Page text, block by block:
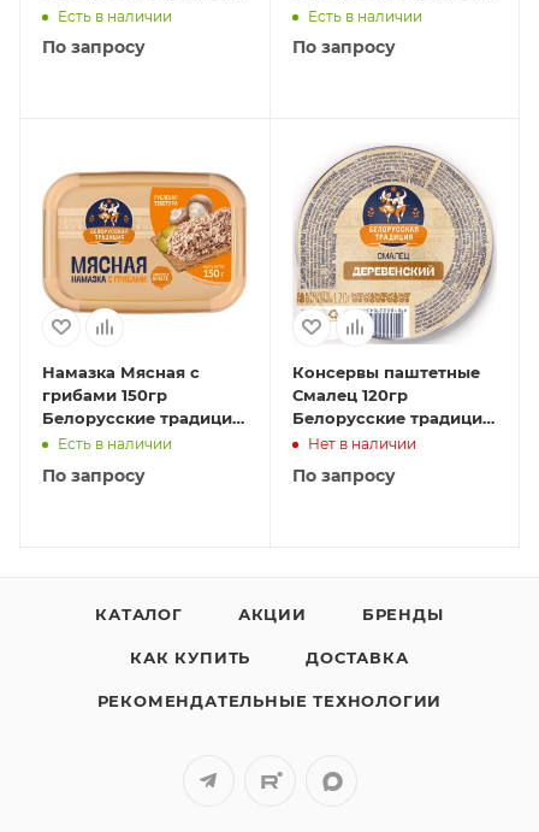
1/12Есть в наличии
По запросу
1/12Есть в наличии
По запросу
Намазка Мясная с
грибами 150гр
Белорусские традиции
1/12Есть в наличии
По запросу
Консервы паштетные
Смалец 120гр
Белорусские традиции
1/22Нет в наличии
По запросу
КАТАЛОГ АКЦИИ БРЕНДЫ
КАК КУПИТЬ ДОСТАВКА
РЕКОМЕНДАТЕЛЬНЫЕ ТЕХНОЛОГИИ